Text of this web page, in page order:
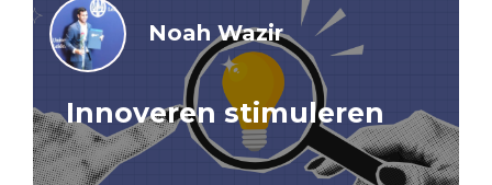
Noah Wazir
Innoveren stimuleren